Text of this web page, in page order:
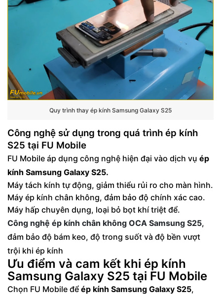
Quy trình thay ép kính Samsung Galaxy S25
Công nghệ sử dụng trong quá trình ép kính
S25 tại FU Mobile
FU Mobile áp dụng công nghệ hiện đại vào dịch vụ ép
kính Samsung Galaxy S25.
Máy tách kính tự động, giảm thiểu rủi ro cho màn hình.
Máy ép kính chân không, đảm bảo độ chính xác cao.
Máy hấp chuyên dụng, loại bỏ bọt khí triệt để.
Công nghệ ép kính chân không OCA Samsung S25,
đảm bảo độ bám keo, độ trong suốt và độ bền vượt
trội khi ép kính
Ưu điểm và cam kết khi ép kính
Samsung Galaxy S25 tại FU Mobile
Chọn FU Mobile để ép kính Samsung Galaxy S25,